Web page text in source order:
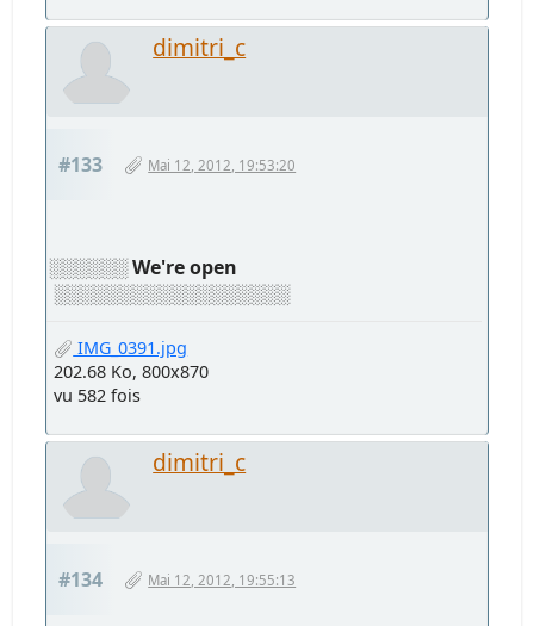
dimitri_c
#133 Mai 12, 2012, 19:53:20
░░░░░░We're open
░░░░░░░░░░░░░░░░░░
IMG_0391.jpg
202.68 Ko, 800x870
vu 582 fois
dimitri_c
#134 Mai 12, 2012, 19:55:13